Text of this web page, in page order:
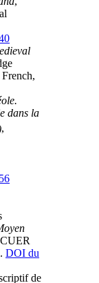
dans la
,
DOI du
de